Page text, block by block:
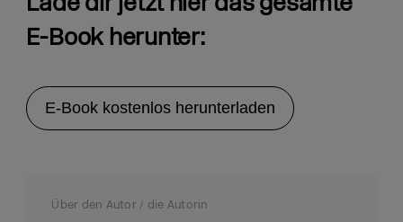
E-Book herunter:
E-Book kostenlos herunterladen
Über den Autor / die Autorin